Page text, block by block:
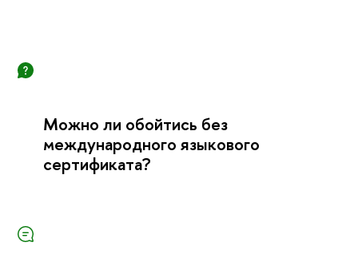
Можно ли обойтись без
международного языкового
сертификата?